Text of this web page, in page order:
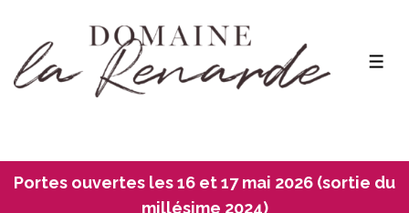
Portes ouvertes les 16 et 17 mai 2026 (sortie du
millésime 2024)